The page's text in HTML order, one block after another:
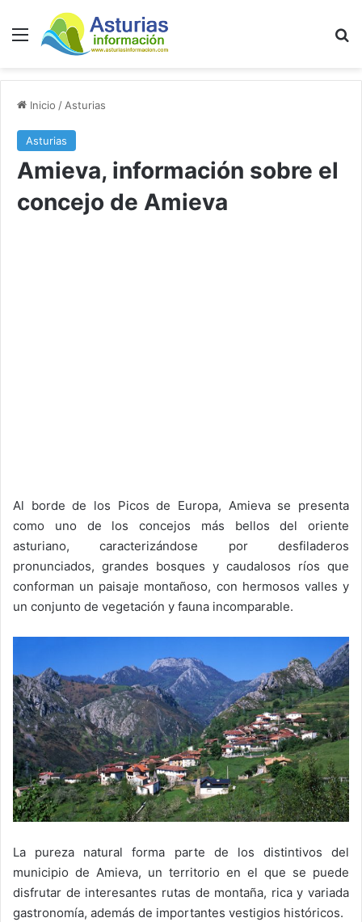
Menú
Inicio / Asturias
Asturias
Amieva, información sobre el
concejo de Amieva
Al borde de los Picos de Europa, Amieva se presenta
como uno de los concejos más bellos del oriente
asturiano, caracterizándose por desfiladeros
pronunciados, grandes bosques y caudalosos ríos que
conforman un paisaje montañoso, con hermosos valles y
un conjunto de vegetación y fauna incomparable.
La pureza natural forma parte de los distintivos del
municipio de Amieva, un territorio en el que se puede
disfrutar de interesantes rutas de montaña, rica y variada
gastronomía, además de importantes vestigios históricos.